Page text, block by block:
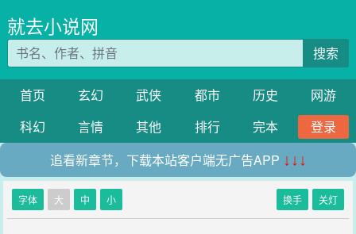
就去小说网
搜索
首页 玄幻 武侠 都市 历史
网游
科幻
言情 其他 排行 完本
登录
追看新章节，下载本站客户端无广告APP ↓↓↓
字体 大 中 小 换手 关灯